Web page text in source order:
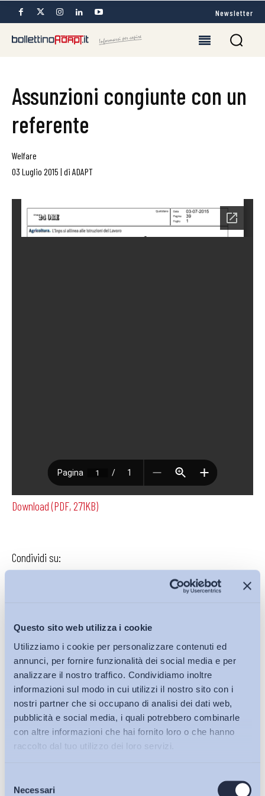
Questo sito web utilizza i cookie
Utilizziamo i cookie per personalizzare contenuti ed
annunci, per fornire funzionalità dei social media e per
analizzare il nostro traffico. Condividiamo inoltre
informazioni sul modo in cui utilizzi il nostro sito con i
nostri partner che si occupano di analisi dei dati web,
pubblicità e social media, i quali potrebbero combinarle
con altre informazioni che hai fornito loro o che hanno
raccolto dal tuo utilizzo dei loro servizi.
delNecessariBollettini ADAPT
Newsletter
Assunzioni congiunte con un
referente
Welfare
03 Luglio 2015 | di ADAPT
Download (PDF, 271KB)
Condividi su:
Iscriviti alla Newsletter